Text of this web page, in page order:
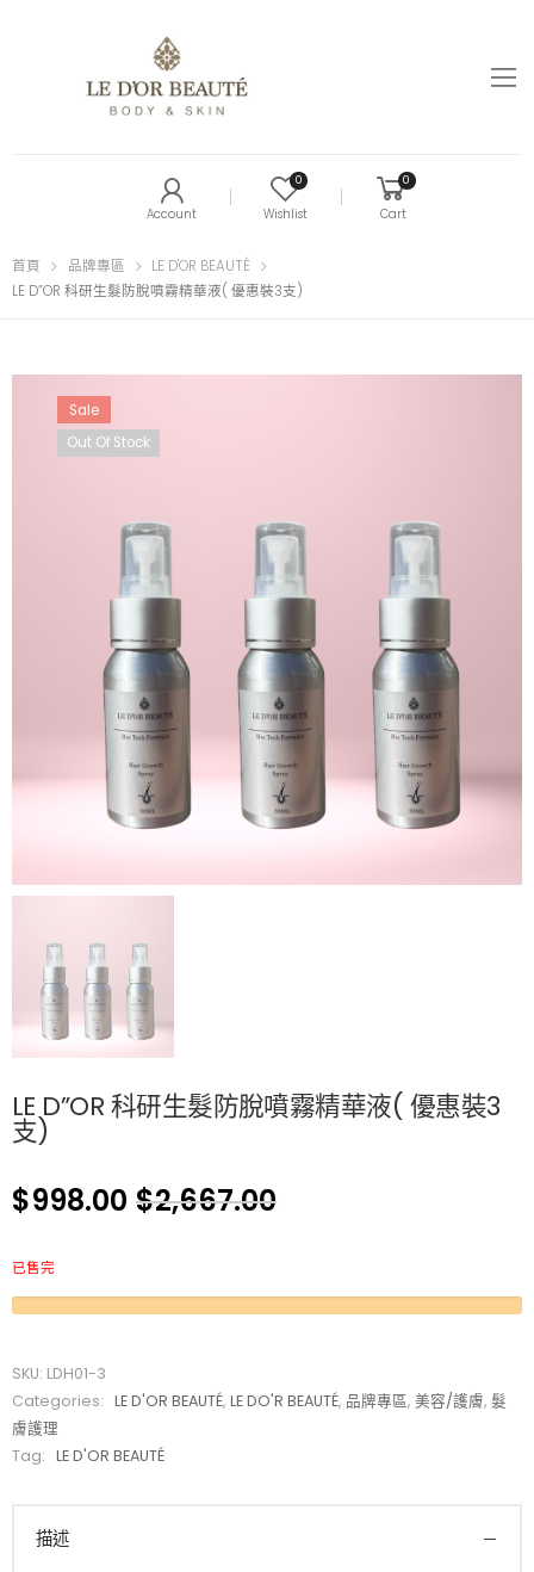
Account
0
Wishlist
0
Cart
首頁 品牌專區
LE D'OR BEAUTÉ
LE D”OR 科研生髮防脫噴霧精華液( 優惠裝3支)
Sale
Out Of Stock
LE D”OR 科研生髮防脫噴霧精華液( 優惠裝3
支)
$2,667.00
$998.00
已售完
SKU: LDH01-3
Categories:
LE D'OR BEAUTÉ,LE DO'R BEAUTÉ, 品牌專區,美容/護膚,髮
膚護理
Tag:
LE D'OR BEAUTÉ
描述